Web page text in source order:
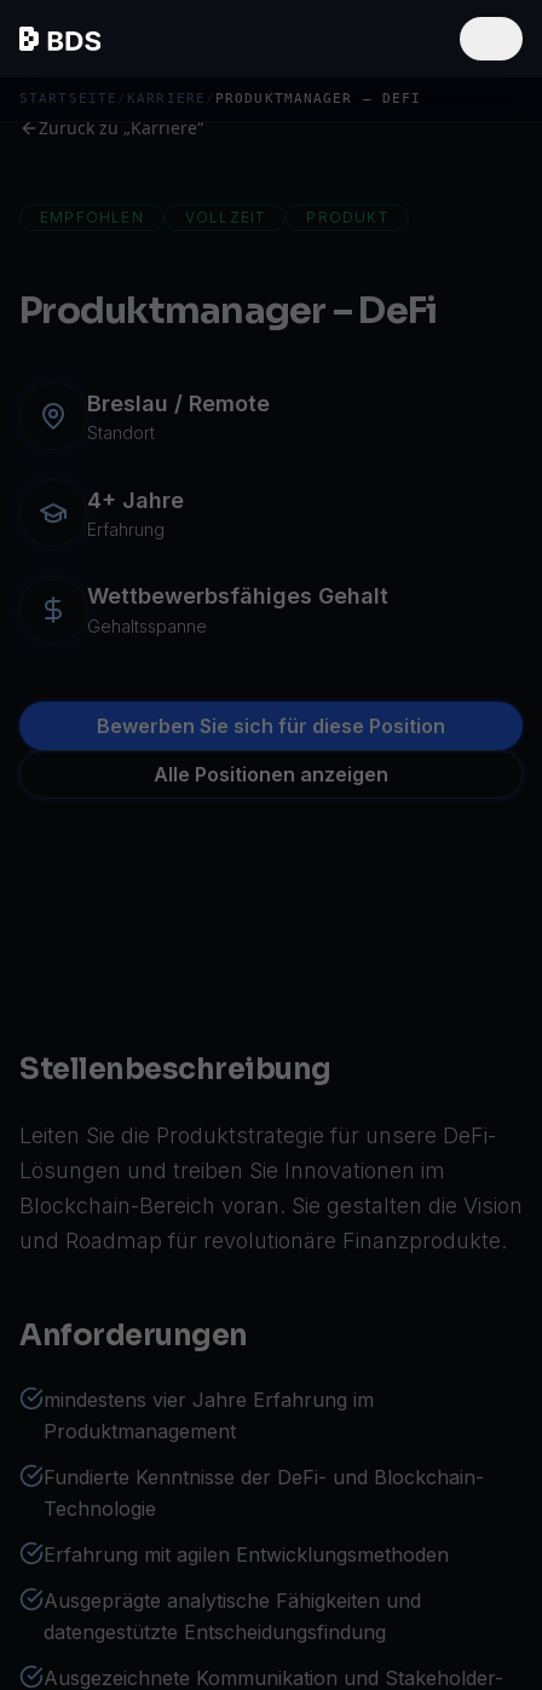
STARTSEITE / KARRIERE / PRODUKTMANAGER – DEFI
Zurück zu „Karriere“
EMPFOHLEN VOLLZEIT PRODUKT
Produktmanager – DeFi
Breslau / Remote
Standort
4+ Jahre
Erfahrung
Wettbewerbsfähiges Gehalt
Gehaltsspanne
Bewerben Sie sich für diese Position
Alle Positionen anzeigen
Stellenbeschreibung
Leiten Sie die Produktstrategie für unsere DeFi-
Lösungen und treiben Sie Innovationen im
Blockchain-Bereich voran. Sie gestalten die Vision
und Roadmap für revolutionäre Finanzprodukte.
Anforderungen
mindestens vier Jahre Erfahrung im
Produktmanagement
Fundierte Kenntnisse der DeFi- und Blockchain-
Technologie
Erfahrung mit agilen Entwicklungsmethoden
Ausgeprägte analytische Fähigkeiten und
datengestützte Entscheidungsfindung
Ausgezeichnete Kommunikation und Stakeholder-